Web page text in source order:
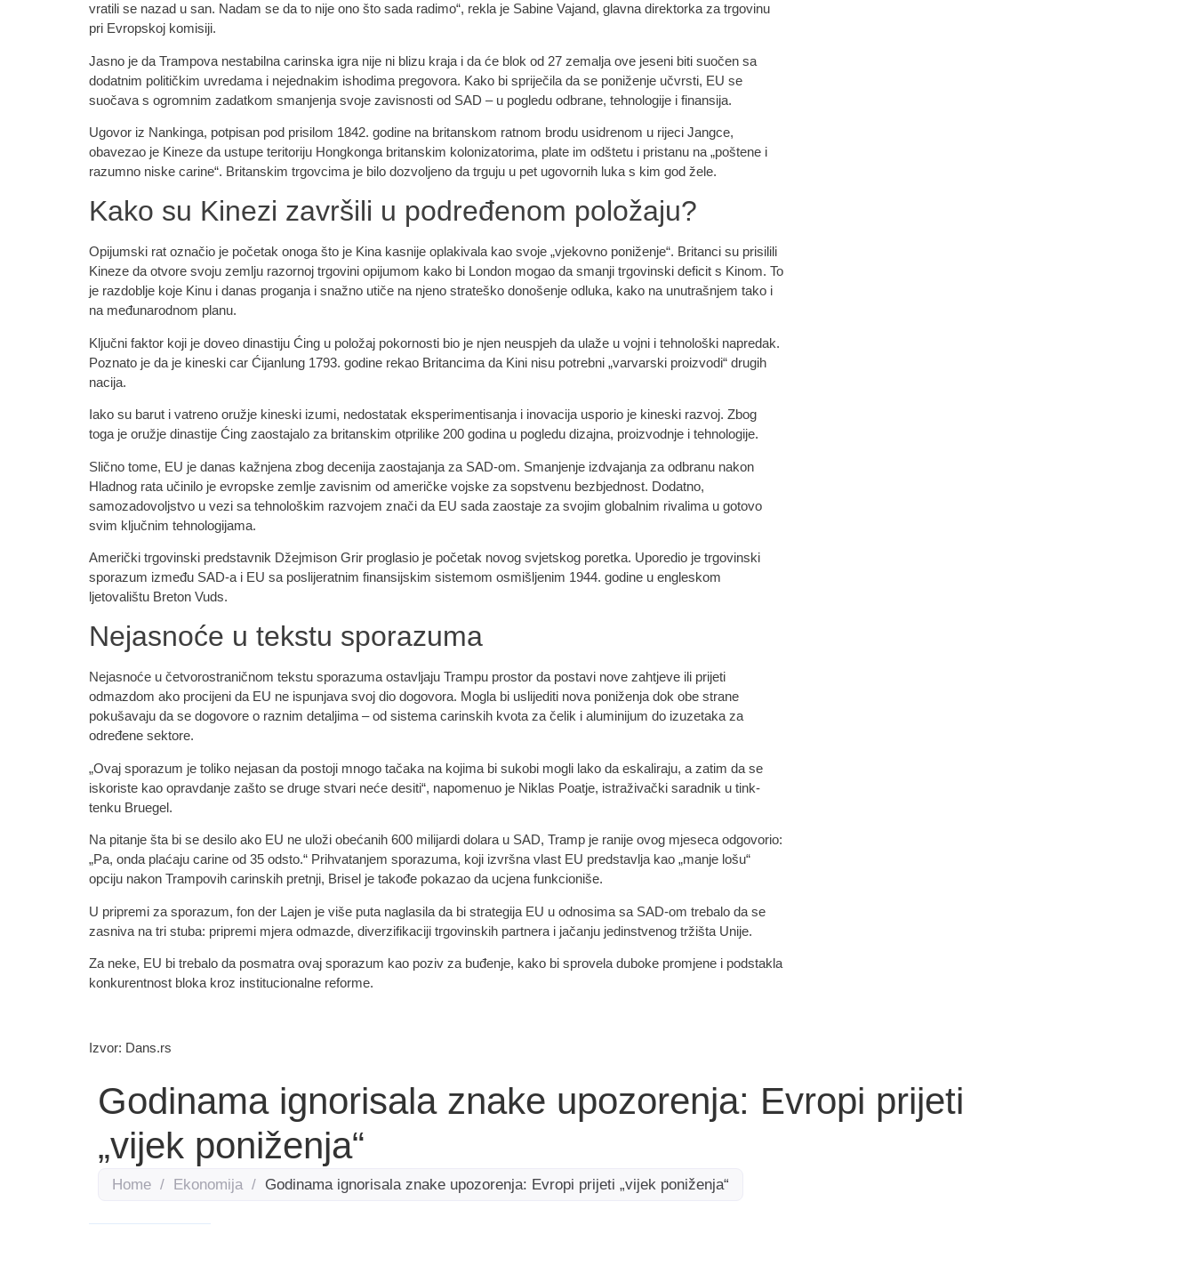
vratili se nazad u san. Nadam se da to nije ono što sada radimo“, rekla je Sabine Vajand, glavna direktorka za trgovinu
pri Evropskoj komisiji.
Jasno je da Trampova nestabilna carinska igra nije ni blizu kraja i da će blok od 27 zemalja ove jeseni biti suočen sa
dodatnim političkim uvredama i nejednakim ishodima pregovora. Kako bi spriječila da se poniženje učvrsti, EU se
suočava s ogromnim zadatkom smanjenja svoje zavisnosti od SAD – u pogledu odbrane, tehnologije i finansija.
Ugovor iz Nankinga, potpisan pod prisilom 1842. godine na britanskom ratnom brodu usidrenom u rijeci Jangce,
obavezao je Kineze da ustupe teritoriju Hongkonga britanskim kolonizatorima, plate im odštetu i pristanu na „poštene i
razumno niske carine“. Britanskim trgovcima je bilo dozvoljeno da trguju u pet ugovornih luka s kim god žele.
Kako su Kinezi završili u podređenom položaju?
Opijumski rat označio je početak onoga što je Kina kasnije oplakivala kao svoje „vjekovno poniženje“. Britanci su prisilili
Kineze da otvore svoju zemlju razornoj trgovini opijumom kako bi London mogao da smanji trgovinski deficit s Kinom. To
je razdoblje koje Kinu i danas proganja i snažno utiče na njeno strateško donošenje odluka, kako na unutrašnjem tako i
na međunarodnom planu.
Ključni faktor koji je doveo dinastiju Ćing u položaj pokornosti bio je njen neuspjeh da ulaže u vojni i tehnološki napredak.
Poznato je da je kineski car Ćijanlung 1793. godine rekao Britancima da Kini nisu potrebni „varvarski proizvodi“ drugih
nacija.
Iako su barut i vatreno oružje kineski izumi, nedostatak eksperimentisanja i inovacija usporio je kineski razvoj. Zbog
toga je oružje dinastije Ćing zaostajalo za britanskim otprilike 200 godina u pogledu dizajna, proizvodnje i tehnologije.
Slično tome, EU je danas kažnjena zbog decenija zaostajanja za SAD-om. Smanjenje izdvajanja za odbranu nakon
Hladnog rata učinilo je evropske zemlje zavisnim od američke vojske za sopstvenu bezbjednost. Dodatno,
samozadovoljstvo u vezi sa tehnološkim razvojem znači da EU sada zaostaje za svojim globalnim rivalima u gotovo
svim ključnim tehnologijama.
Američki trgovinski predstavnik Džejmison Grir proglasio je početak novog svjetskog poretka. Uporedio je trgovinski
sporazum između SAD-a i EU sa poslijeratnim finansijskim sistemom osmišljenim 1944. godine u engleskom
ljetovalištu Breton Vuds.
Nejasnoće u tekstu sporazuma
Nejasnoće u četvorostraničnom tekstu sporazuma ostavljaju Trampu prostor da postavi nove zahtjeve ili prijeti
odmazdom ako procijeni da EU ne ispunjava svoj dio dogovora. Mogla bi uslijediti nova poniženja dok obe strane
pokušavaju da se dogovore o raznim detaljima – od sistema carinskih kvota za čelik i aluminijum do izuzetaka za
određene sektore.
„Ovaj sporazum je toliko nejasan da postoji mnogo tačaka na kojima bi sukobi mogli lako da eskaliraju, a zatim da se
iskoriste kao opravdanje zašto se druge stvari neće desiti“, napomenuo je Niklas Poatje, istraživački saradnik u tink-
tenku Bruegel.
Na pitanje šta bi se desilo ako EU ne uloži obećanih 600 milijardi dolara u SAD, Tramp je ranije ovog mjeseca odgovorio:
„Pa, onda plaćaju carine od 35 odsto.“ Prihvatanjem sporazuma, koji izvršna vlast EU predstavlja kao „manje lošu“
opciju nakon Trampovih carinskih pretnji, Brisel je takođe pokazao da ucjena funkcioniše.
U pripremi za sporazum, fon der Lajen je više puta naglasila da bi strategija EU u odnosima sa SAD-om trebalo da se
zasniva na tri stuba: pripremi mjera odmazde, diverzifikaciji trgovinskih partnera i jačanju jedinstvenog tržišta Unije.
Za neke, EU bi trebalo da posmatra ovaj sporazum kao poziv za buđenje, kako bi sprovela duboke promjene i podstakla
konkurentnost bloka kroz institucionalne reforme.
Izvor: Dans.rs
Godinama ignorisala znake upozorenja: Evropi prijeti
„vijek poniženja“
Home / Ekonomija / Godinama ignorisala znake upozorenja: Evropi prijeti „vijek poniženja“